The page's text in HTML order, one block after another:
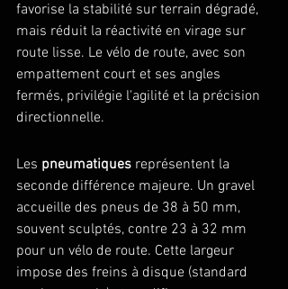
favorise la stabilité sur terrain dégradé,
mais réduit la réactivité en virage sur
route lisse. Le vélo de route, avec son
empattement court et ses angles
fermés, privilégie l'agilité et la précision
directionnelle.
Les pneumatiques représentent la
seconde différence majeure. Un gravel
accueille des pneus de 38 à 50 mm,
souvent sculptés, contre 23 à 32 mm
pour un vélo de route. Cette largeur
impose des freins à disque (standard